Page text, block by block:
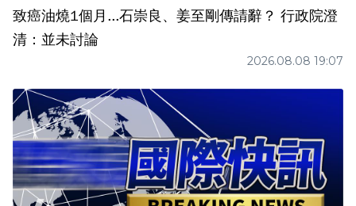
致癌油燒1個月...石崇良、姜至剛傳請辭？ 行政院澄
清：並未討論
2026.08.08 19:07